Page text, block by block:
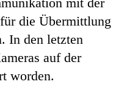
die Übermittlung
In den letzten
auf der
worden.